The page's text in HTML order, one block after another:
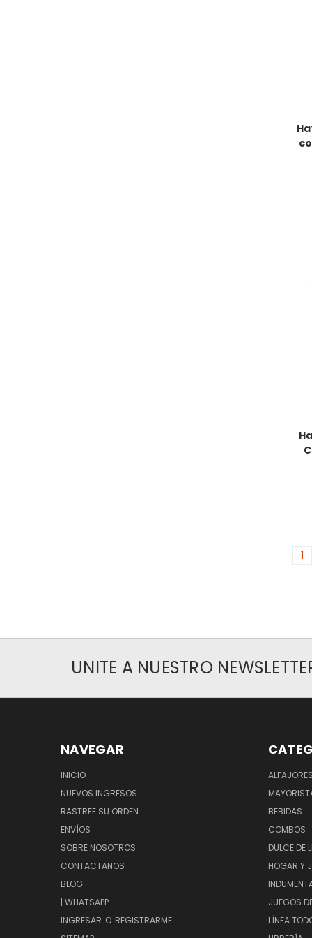
1
UNITE A NUESTRO
NAVEGAR
INICIO
NUEVOS INGRESOS
RASTREE SU ORDEN
ENVÍOS
SOBRE NOSOTROS
CONTACTANOS
BLOG
| WHATSAPP
INGRESAR O REGISTRARME
ALFAJORES
BEBIDAS
COMBOS
DULCE DE
HOGAR Y
JUEGOS
LÍNEA